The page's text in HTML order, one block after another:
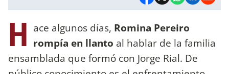
H ace algunos días, Romina Pereiro
rompía en llanto al hablar de la familia
ensamblada que formó con Jorge Rial. De